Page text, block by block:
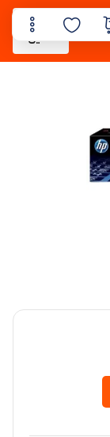
پشتیبانی
آنلاین